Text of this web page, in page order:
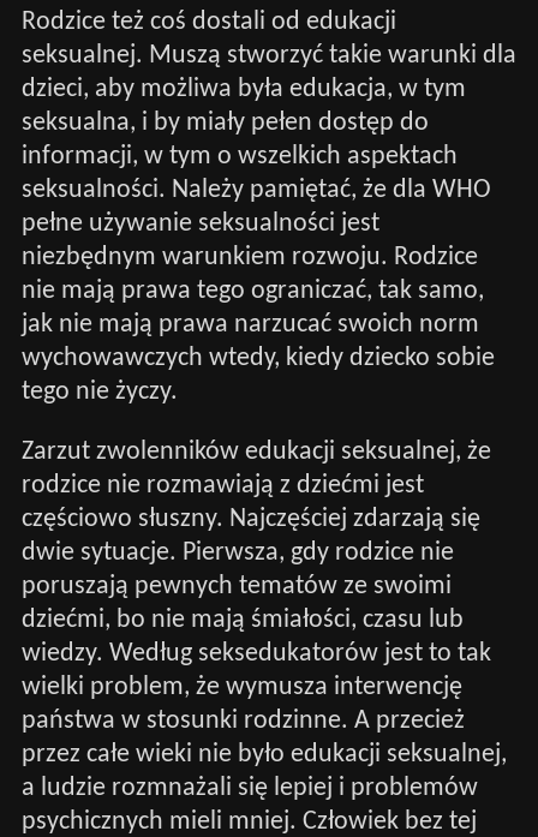
Rodzice też coś dostali od edukacji
seksualnej. Muszą stworzyć takie warunki dla
dzieci, aby możliwa była edukacja, w tym
seksualna, i by miały pełen dostęp do
informacji, w tym o wszelkich aspektach
seksualności. Należy pamiętać, że dla WHO
pełne używanie seksualności jest
niezbędnym warunkiem rozwoju. Rodzice
nie mają prawa tego ograniczać, tak samo,
jak nie mają prawa narzucać swoich norm
wychowawczych wtedy, kiedy dziecko sobie
tego nie życzy.
Zarzut zwolenników edukacji seksualnej, że
rodzice nie rozmawiają z dziećmi jest
częściowo słuszny. Najczęściej zdarzają się
dwie sytuacje. Pierwsza, gdy rodzice nie
poruszają pewnych tematów ze swoimi
dziećmi, bo nie mają śmiałości, czasu lub
wiedzy. Według seksedukatorów jest to tak
wielki problem, że wymusza interwencję
państwa w stosunki rodzinne. A przecież
przez całe wieki nie było edukacji seksualnej,
a ludzie rozmnażali się lepiej i problemów
psychicznych mieli mniej. Człowiek bez tej